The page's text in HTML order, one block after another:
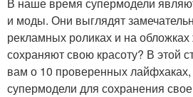
и моды. Они выглядят
рекламных роликах и на
сохраняют свою красоту? В этой
вам о 10 проверенных
супермодели для сохранения